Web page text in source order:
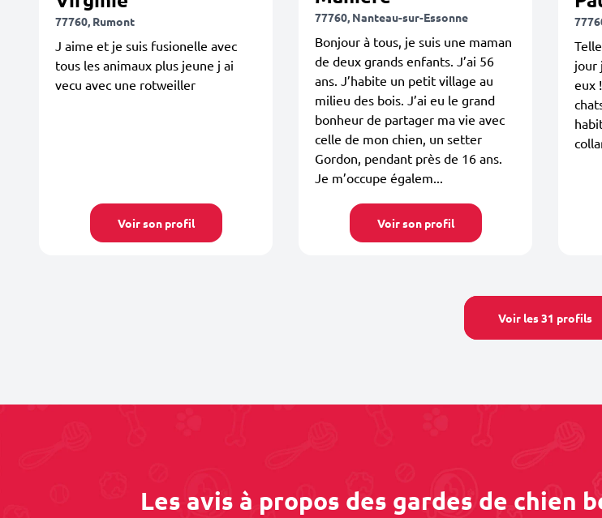
77760, Rumont
J aime et je suis fusionelle avec
tous les animaux plus jeune j ai
vecu avec une rotweiller
Voir son profil
77760, Nanteau-sur-Essonne
Bonjour à tous, je suis une maman
de deux grands enfants. J’ai 56
ans. J’habite un petit village au
milieu des bois. J’ai eu le grand
bonheur de partager ma vie avec
celle de mon chien, un setter
Gordon, pendant près de 16 ans.
Je m’occupe égalem...
Voir son profil
jour
eux
Voir les 31 profils
Les avis à propos des gardes de chien